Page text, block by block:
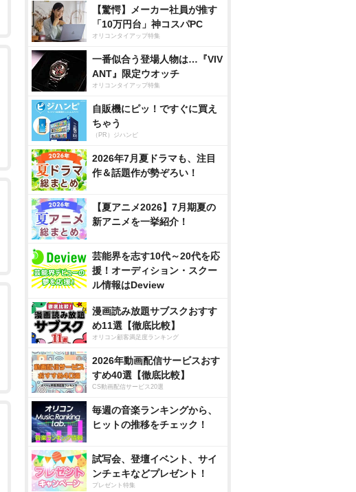
【驚愕】メーカー社員が推す
「10万円台」神コスパPC
オリコンタイアップ特集
一番似合う登場人物は…『VIV
ANT』限定ウオッチ
オリコンタイアップ特集
自販機にピッ！ですぐに買え
ちゃう
（PR）ジハンピ
2026年7月夏ドラマも、注目
作＆話題作が勢ぞろい！
【夏アニメ2026】7月期夏の
新アニメを一挙紹介！
芸能界を志す10代～20代を応
援！オーディション・スクー
ル情報はDeview
漫画読み放題サブスクおすす
め11選【徹底比較】
オリコン顧客満足度ランキング
2026年動画配信サービスおす
すめ40選【徹底比較】
CS動画配信サービス20選
毎週の音楽ランキングから、
ヒットの推移をチェック！
試写会、登壇イベント、サイ
ンチェキなどプレゼント！
プレゼント特集